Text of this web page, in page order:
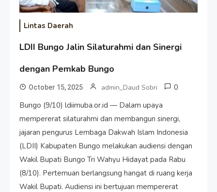
Lintas Daerah
LDII Bungo Jalin Silaturahmi dan Sinergi
dengan Pemkab Bungo
October 15, 2025 admin_Daud Sobri
0
Bungo (9/10) ldiimuba.or.id — Dalam upaya
mempererat silaturahmi dan membangun sinergi,
jajaran pengurus Lembaga Dakwah Islam Indonesia
(LDII) Kabupaten Bungo melakukan audiensi dengan
Wakil Bupati Bungo Tri Wahyu Hidayat pada Rabu
(8/10). Pertemuan berlangsung hangat di ruang kerja
Wakil Bupati. Audiensi ini bertujuan mempererat